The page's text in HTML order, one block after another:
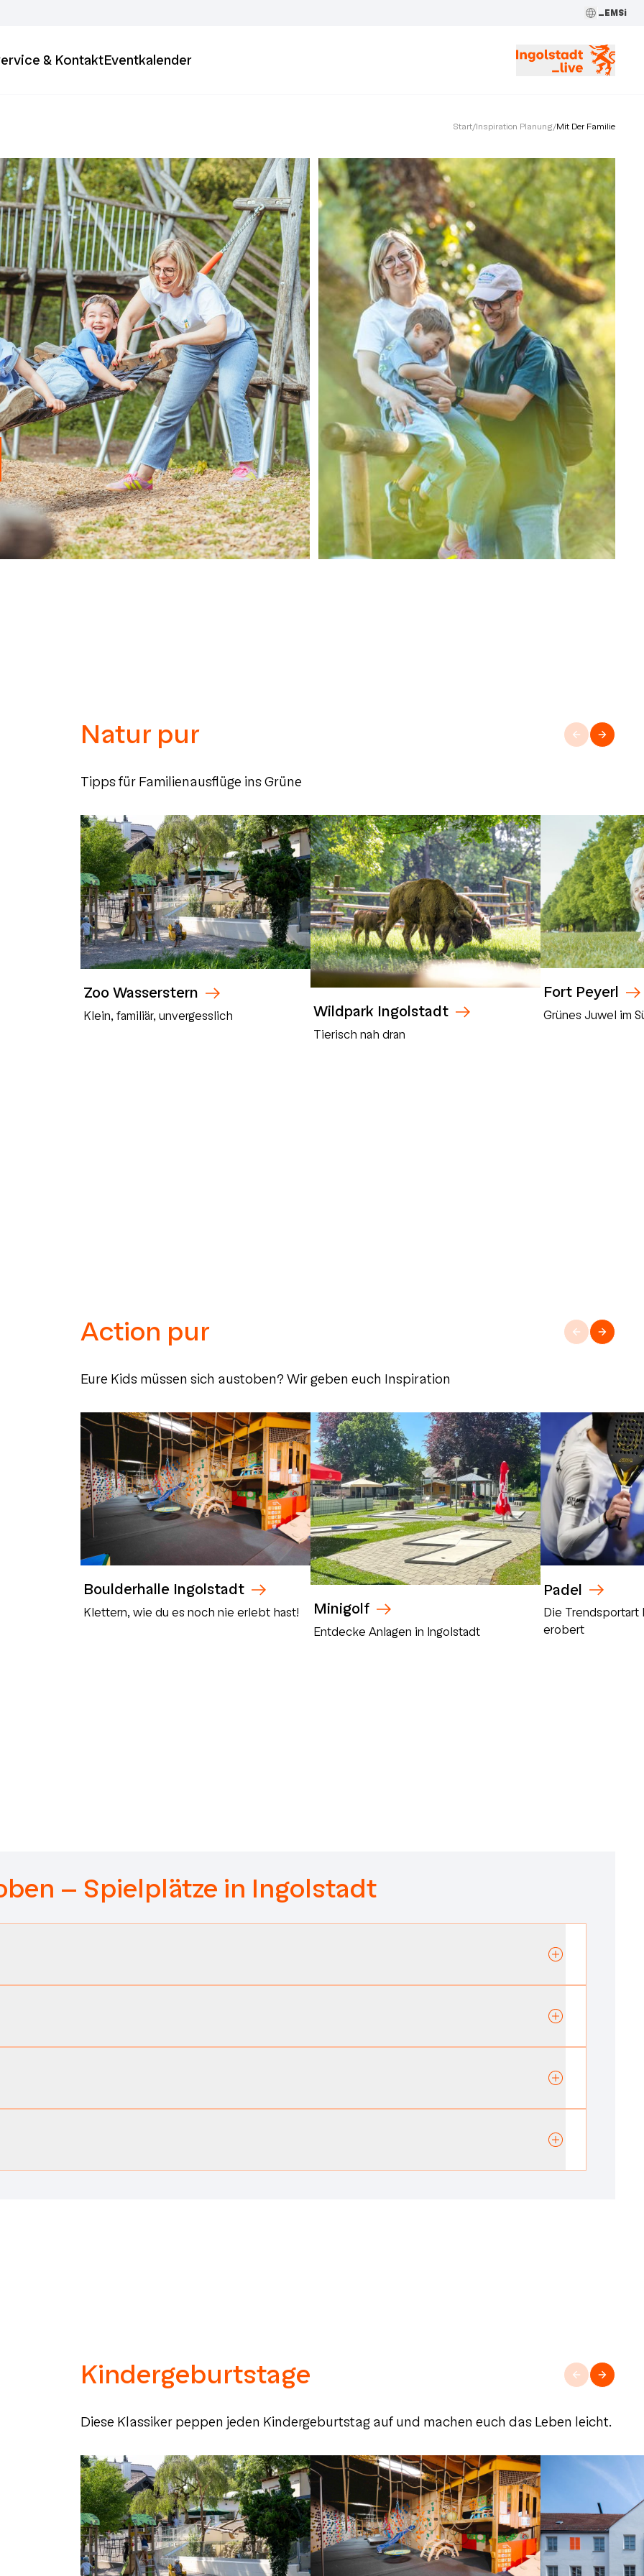
_EMSi
& KontaktEventkalender
Start/Inspiration Planung/Mit Der Familie
Natur pur
Tipps für Familienausflüge ins Grüne
Zoo Wasserstern
Klein, familiär, unvergesslich Wildpark Ingolstadt
Tierisch nah dran
Fort Peyerl
Grünes Juwel im
Action pur
Eure Kids müssen sich austoben? Wir geben euch Inspiration
Boulderhalle Ingolstadt
Klettern, wie du es noch nie erlebt hast! Minigolf
Entdecke Anlagen in Ingolstadt
Padel
Die Trendsportart
erobert
– Spielplätze in Ingolstadt
Kindergeburtstage
Diese Klassiker peppen jeden Kindergeburtstag auf und machen euch das Leben leicht.